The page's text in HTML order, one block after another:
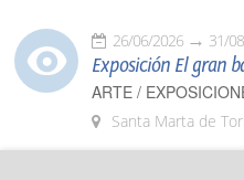
26/06/2026 31/
Exposición El gran
ARTE /
Santa Marta de